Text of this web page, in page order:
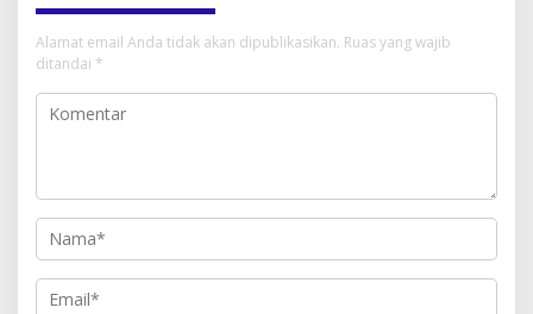
Alamat email Anda tidak akan dipublikasikan. Ruas yang wajib
ditandai *